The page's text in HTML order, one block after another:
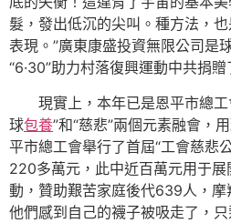
髮，發出低沉的尖叫。種方法，
表現。”廣東康盛投資無限公司是
“6·30”助力村落復興運動中共捐贈
現實上，本年已是恩平市總
球包養”和“慈悲”兩個元素融會，
平市總工會舉行了首屆“工會慈悲
220多萬元，此中近百萬元用于展
動，贊助艱苦家庭後代639人，摩
他們感到自己的襪子被吸走了，